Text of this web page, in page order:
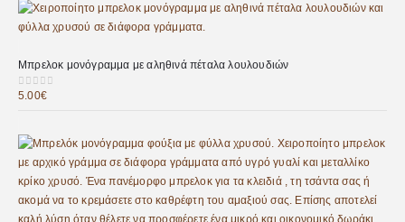
Μπρελοκ μονόγραμμα με αληθινά πέταλα λουλουδιών
0 out of 5
5.00€